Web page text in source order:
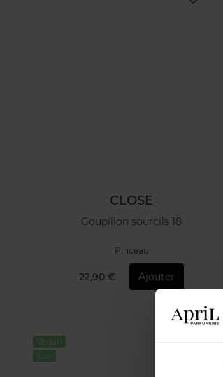
CLOSE
Goupillon sourcils 18
Pinceau
22,90 € Ajouter
Vegan
Eco